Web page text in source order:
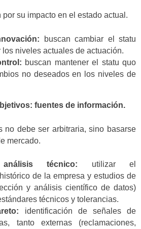
su impacto en el estado actual.
buscan cambiar el statu
los niveles actuales de actuación.
buscan mantener el statu quo
no deseados en los niveles de
fuentes de información.
no debe ser arbitraria, sino basarse
mercado.
técnico: utilizar el
de la empresa y estudios de
y análisis científico de datos)
técnicos y tolerancias.
identificación de señales de
tanto externas (reclamaciones,